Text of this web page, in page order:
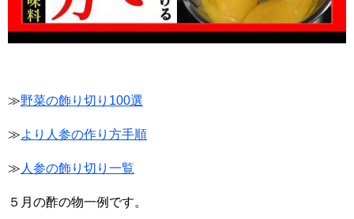
≫野菜の飾り切り100選
≫より人参の作り方手順
≫ 人参の飾り切り一覧
５月の酢の物一例です。